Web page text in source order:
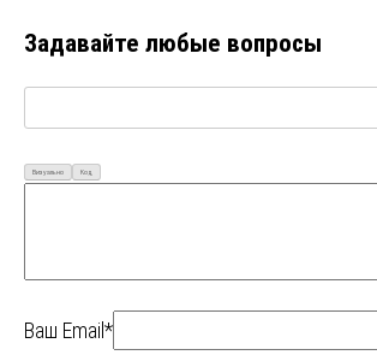
Задавайте любые вопросы
Визуально Код
Ваш Email*